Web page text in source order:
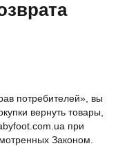
потребителей», вы
вернуть товары,
при
Законом.